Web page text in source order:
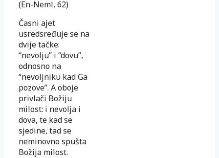
(En-Neml, 62)
Časni ajet
usredsređuje se na
dvije tačke:
“nevolju” i “dovu”,
odnosno na
“nevoljniku kad Ga
pozove”. A oboje
privlači Božiju
milost: i nevolja i
dova, te kad se
sjedine, tad se
neminovno spušta
Božija milost.